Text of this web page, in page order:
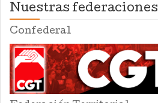
Nuestras federaciones
Confederal